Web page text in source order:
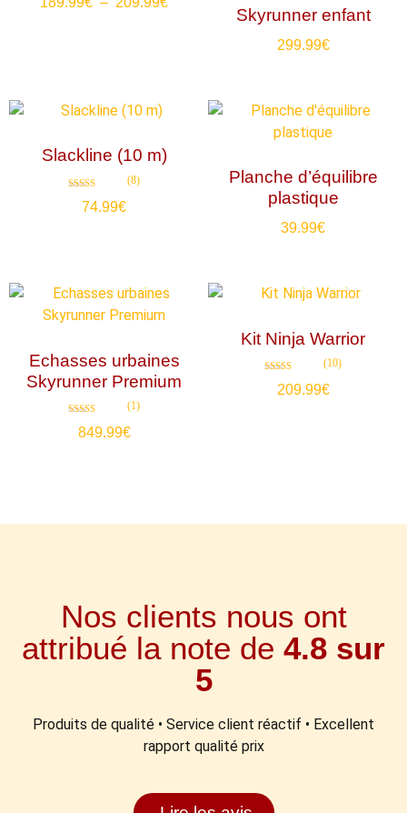
Skyrunner enfant
299.99€
Slackline (10 m)
5.00
(8)
74.99€
Planche d’équilibre
plastique
39.99€
Echasses urbaines
Skyrunner Premium
5.00
(1)
849.99€
Kit Ninja Warrior
4.80
(10)
209.99€
Nos clients nous ont
attribué la note de 4.8 sur
5
Produits de qualité • Service client réactif • Excellent
rapport qualité prix